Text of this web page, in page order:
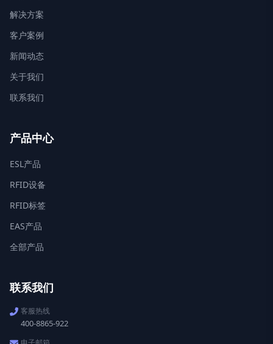
解决方案
客户案例
新闻动态
关于我们
联系我们
产品中心
ESL产品
RFID设备
RFID标签
EAS产品
全部产品
联系我们
客服热线
400-8865-922